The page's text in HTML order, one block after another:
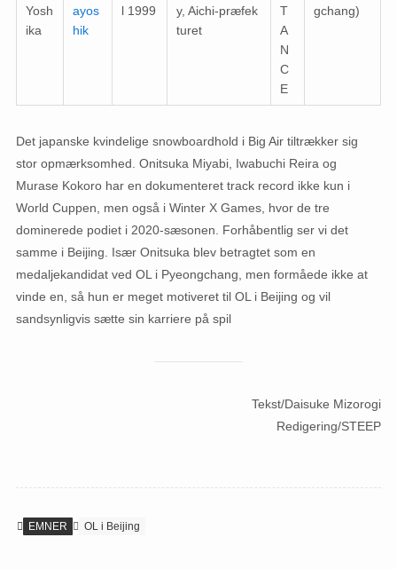
Yosh
ika
ayos
hik
l 1999
y, Aichi-præfek
turet
T
A
N
C
E
gchang)
Det japanske kvindelige snowboardhold i Big Air tiltrækker sig
stor opmærksomhed. Onitsuka Miyabi, Iwabuchi Reira og
Murase Kokoro har en dokumenteret track record ikke kun i
World Cuppen, men også i Winter X Games, hvor de tre
dominerede podiet i 2020-sæsonen. Forhåbentlig ser vi det
samme i Beijing. Især Onitsuka blev betragtet som en
medaljekandidat ved OL i Pyeongchang, men formåede ikke at
vinde en, så hun er meget motiveret til OL i Beijing og vil
sandsynligvis sætte sin karriere på spil
Tekst/Daisuke Mizorogi
Redigering/STEEP
EMNER OL i Beijing